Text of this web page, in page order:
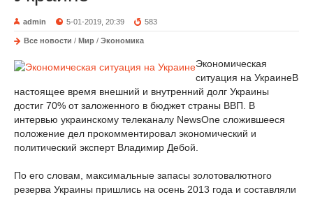
admin 5-01-2019, 20:39 583
Все новости / Мир / Экономика
Экономическая
ситуация на УкраинеВ
настоящее время внешний и внутренний долг Украины
достиг 70% от заложенного в бюджет страны ВВП. В
интервью украинскому телеканалу NewsOne сложившееся
положение дел прокомментировал экономический и
политический эксперт Владимир Дебой.
По его словам, максимальные запасы золотовалютного
резерва Украины пришлись на осень 2013 года и составляли